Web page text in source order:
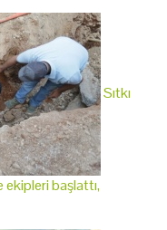
Sıtkı
ekipleri başlattı,